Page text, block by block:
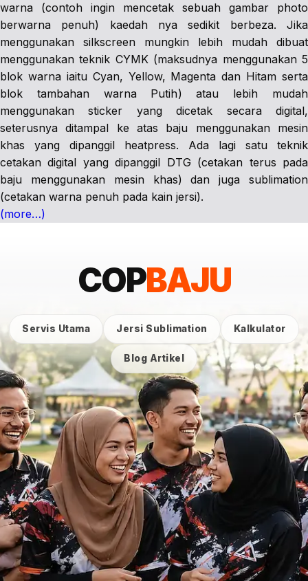
warna (contoh ingin mencetak sebuah gambar photo
berwarna penuh) kaedah nya sedikit berbeza. Jika
menggunakan silkscreen mungkin lebih mudah dibuat
menggunakan teknik CYMK (maksudnya menggunakan 5
blok warna iaitu Cyan, Yellow, Magenta dan Hitam serta
blok tambahan warna Putih) atau lebih mudah
menggunakan sticker yang dicetak secara digital,
seterusnya ditampal ke atas baju menggunakan mesin
khas yang dipanggil heatpress. Ada lagi satu teknik
cetakan digital yang dipanggil DTG (cetakan terus pada
baju menggunakan mesin khas) dan juga sublimation
(cetakan warna penuh pada kain jersi).
(more…)
COPBAJU
Servis Utama Jersi Sublimation Kalkulator
Blog Artikel